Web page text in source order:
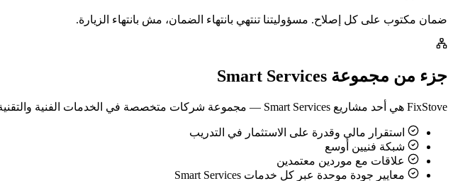
ضمان مكتوب على كل إصلاح. مسؤوليتنا تنتهي بانتهاء الضمان، مش بانتهاء الزيارة.
جزء من مجموعة Smart Services
FixStove هي أحد مشاريع Smart Services — مجموعة شركات متخصصة في الخدمات الفنية والتقنية في مصر. وجودنا تحت مظلة مجموعة كبيرة بيدينا:
استقرار مالي وقدرة على الاستثمار في التدريب
شبكة فنيين أوسع
علاقات مع موردين معتمدين
معايير جودة موحدة عبر كل خدمات Smart Services